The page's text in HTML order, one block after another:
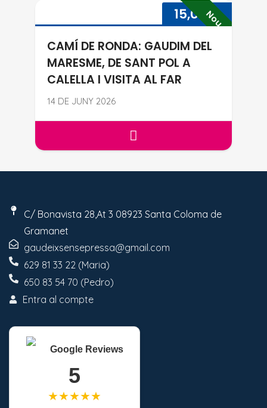
CAMÍ DE RONDA: GAUDIM
Nou
15,00€
CAMÍ DE RONDA: GAUDIM DEL
MARESME, DE SANT POL A
CALELLA I VISITA AL FAR
14 DE JUNY 2026
CAMÍ DE RONDA: GAUDIM DEL
C/ Bonavista 28,At 3 08923 Santa Coloma de
Gramanet
gaudeixsensepressa@gmail.com
629 81 33 22 (Maria)
650 83 54 70 (Pedro)
Entra al compte
Google Reviews
5
★★★★★